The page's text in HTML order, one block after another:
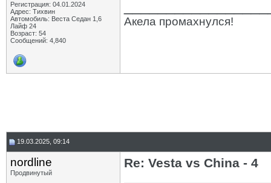
Регистрация: 04.01.2024
Адрес: Тихвин
Автомобиль: Веста Седан 1,6
Лайф 24
Возраст: 54
Сообщений: 4,840
Акела промахнулся!
19.03.2025, 09:14
nordline
Продвинутый
Re: Vesta vs China - 4